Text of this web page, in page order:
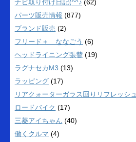
ナビ取り付け日記(^^♪ (62)
パーツ販売情報 (877)
ブランド販売 (2)
フリード＋ ななごう (6)
ヘッドライニング張替 (19)
ラグナセカM3 (13)
ラッピング (17)
リアクォーターガラス回りリフレッシュ
ロードバイク (17)
三菱アイちゃん (40)
働くクルマ (4)